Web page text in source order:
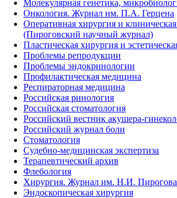
Молекулярная генетика,
Онкология. Журнал им. П.А. Герцена
Оперативная хирургия и
(Пироговский научный журнал)
Пластическая хирургия и
Проблемы репродукции
Проблемы эндокринологии
Профилактическая медицина
Респираторная медицина
Российская ринология
Российская стоматология
Российский вестник акушера-
Российский журнал боли
Стоматология
Судебно-медицинская экспертиза
Терапевтический архив
Флебология
Хирургия. Журнал им. Н.И. Пирогова
Эндоскопическая хирургия